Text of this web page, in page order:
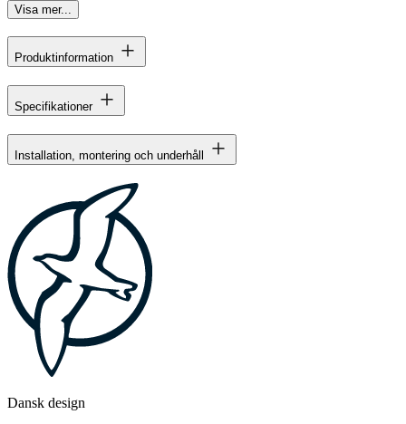
Visa mer...
Produktinformation
Specifikationer
Installation, montering och underhåll
Dansk design